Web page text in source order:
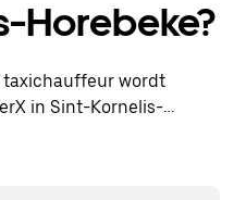
Horebeke?
taxichauffeur wordt
in Sint-Kornelis-
je van dezelfde 24/7